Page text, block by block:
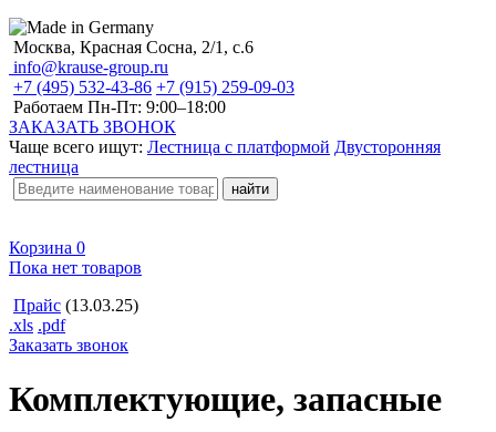
Москва, Красная Сосна, 2/1, с.6
info@krause-group.ru
+7 (495) 532-43-86 +7 (915) 259-09-03
Работаем Пн-Пт: 9:00–18:00
ЗАКАЗАТЬ ЗВОНОК
Чаще всего ищут: Лестница с платформой Двусторонняя
лестница
Корзина 0
Пока нет товаров
Прайс (13.03.25)
.xls .pdf
Заказать звонок
Комплектующие, запасные